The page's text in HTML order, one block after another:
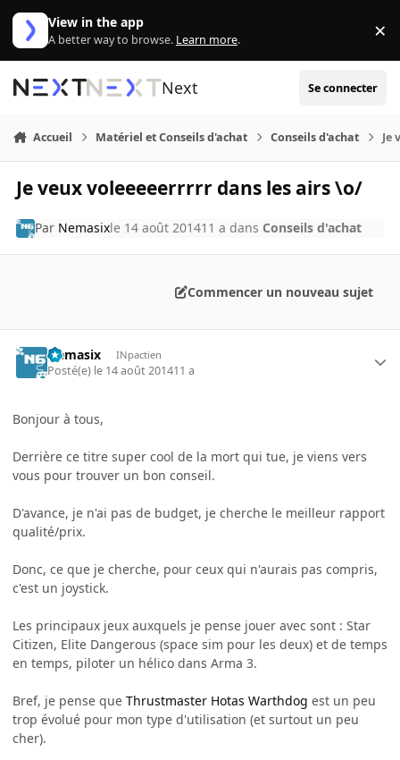
Aller au contenu
View in the app
A better way to browse. Learn more. ×
Next Se connecter
Accueil Matériel et Conseils d'achat Conseils d'achat Je
Je veux voleeeeerrrrr dans les airs \o/
Par Nemasixle 14 août 201411 a dans Conseils d'achat
Commencer un nouveau sujet
Nemasix INpactien
Posté(e) le 14 août 201411 a
Bonjour à tous,
Derrière ce titre super cool de la mort qui tue, je viens vers
vous pour trouver un bon conseil.
D'avance, je n'ai pas de budget, je cherche le meilleur rapport
qualité/prix.
Donc, ce que je cherche, pour ceux qui n'aurais pas compris,
c'est un joystick.
Les principaux jeux auxquels je pense jouer avec sont : Star
Citizen, Elite Dangerous (space sim pour les deux) et de temps
en temps, piloter un hélico dans Arma 3.
Bref, je pense que Thrustmaster Hotas Warthdog est un peu
trop évolué pour mon type d'utilisation (et surtout un peu
cher).